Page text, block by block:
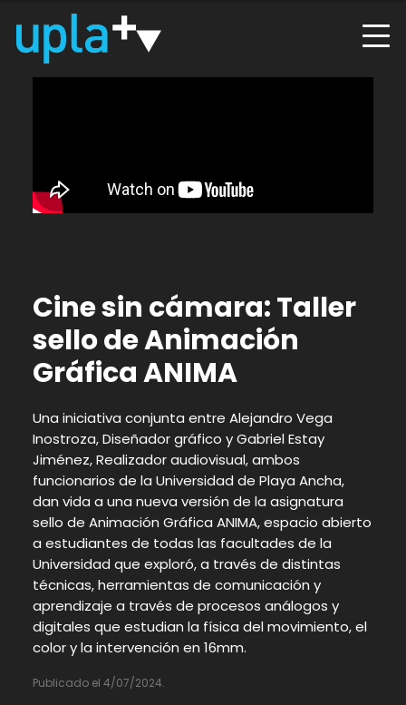
Cine sin cámara: Taller
sello de Animación
Gráfica ANIMA
Una iniciativa conjunta entre Alejandro Vega
Inostroza, Diseñador gráfico y Gabriel Estay
Jiménez, Realizador audiovisual, ambos
funcionarios de la Universidad de Playa Ancha,
dan vida a una nueva versión de la asignatura
sello de Animación Gráfica ANIMA, espacio abierto
a estudiantes de todas las facultades de la
Universidad que exploró, a través de distintas
técnicas, herramientas de comunicación y
aprendizaje a través de procesos análogos y
digitales que estudian la física del movimiento, el
color y la intervención en 16mm.
Publicado el 4/07/2024.